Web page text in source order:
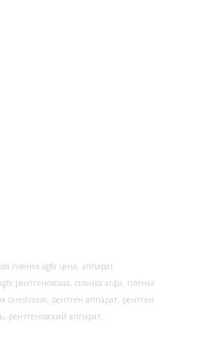
пленка agfa цена, аппарат
рентгеновская, пленка агфа, пленка
carestream, рентген аппарат, рентген
рентгеновский аппарат,